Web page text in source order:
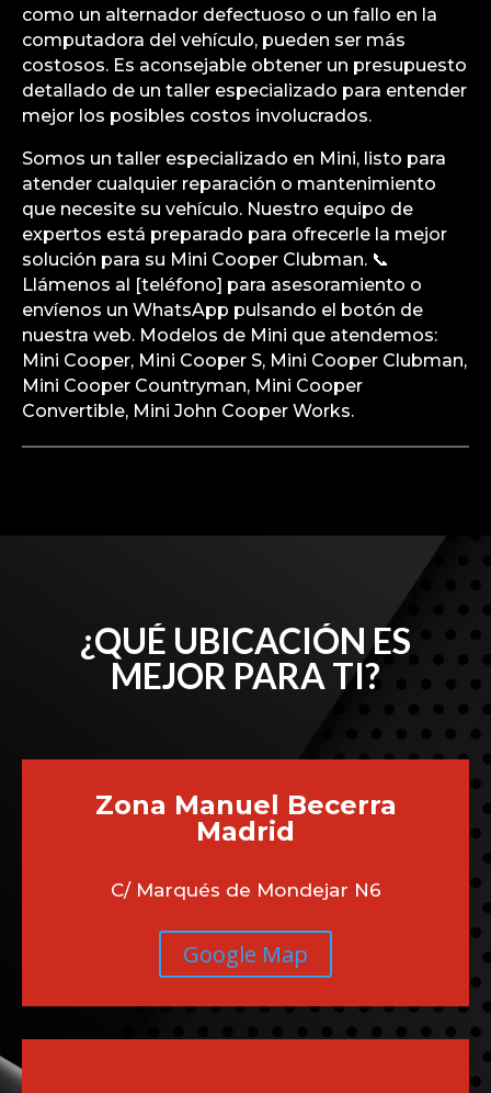
como un alternador defectuoso o un fallo en la
computadora del vehículo, pueden ser más
costosos. Es aconsejable obtener un presupuesto
detallado de un taller especializado para entender
mejor los posibles costos involucrados.
Somos un taller especializado en Mini, listo para
atender cualquier reparación o mantenimiento
que necesite su vehículo. Nuestro equipo de
expertos está preparado para ofrecerle la mejor
solución para su Mini Cooper Clubman. 📞
Llámenos al [teléfono] para asesoramiento o
envíenos un WhatsApp pulsando el botón de
nuestra web. Modelos de Mini que atendemos:
Mini Cooper, Mini Cooper S, Mini Cooper Clubman,
Mini Cooper Countryman, Mini Cooper
Convertible, Mini John Cooper Works.
¿QUÉ UBICACIÓN ES
MEJOR PARA TI?
Zona Manuel Becerra
Madrid
C/ Marqués de Mondejar N6
Google Map